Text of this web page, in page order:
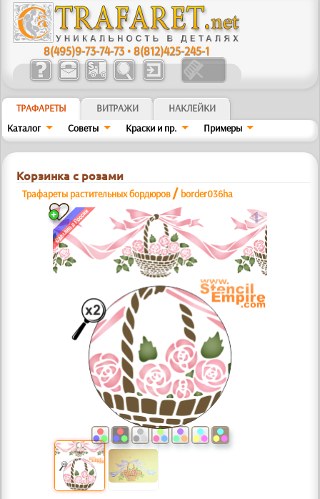
8(495)9-73-74-73 •8(812)425-245-1
ТРАФАРЕТЫ ВИТРАЖИ
НАКЛЕЙКИ
Каталог
Советы Краски и пр. Примеры
Корзинка с розами
Трафареты растительных бордюров / border036ha
a